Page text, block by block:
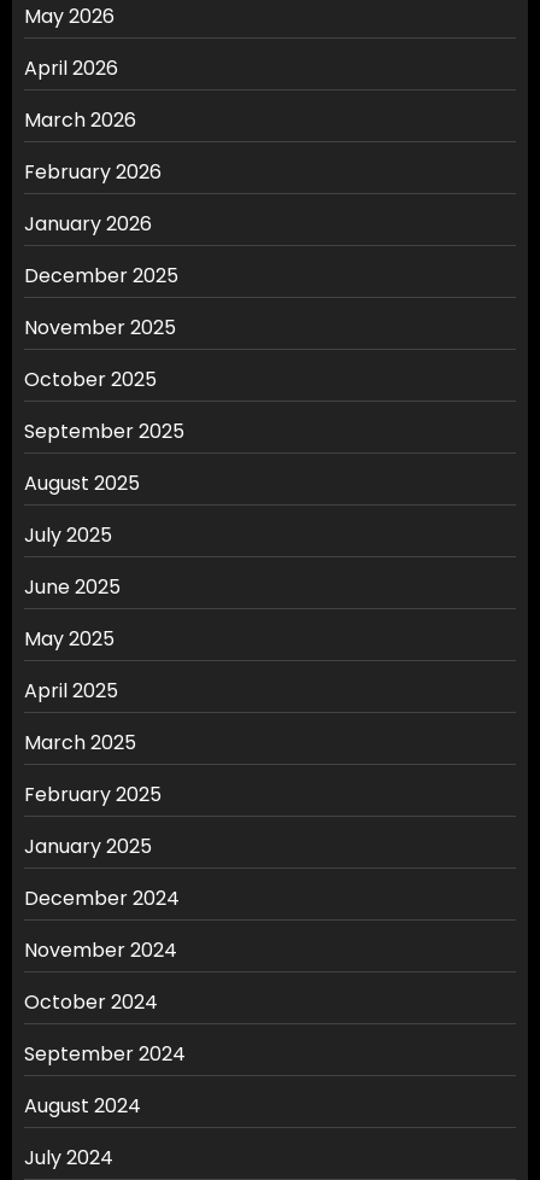
May 2026
April 2026
March 2026
February 2026
January 2026
December 2025
November 2025
October 2025
September 2025
August 2025
July 2025
June 2025
May 2025
April 2025
March 2025
February 2025
January 2025
December 2024
November 2024
October 2024
September 2024
August 2024
July 2024